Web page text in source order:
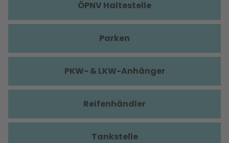
ÖPNV Haltestelle
Parken
PKW- & LKW-Anhänger
Reifenhändler
Tankstelle